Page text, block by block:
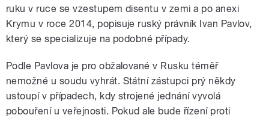
ruku v ruce se vzestupem disentu v zemi a po anexi
Krymu v roce 2014, popisuje ruský právník Ivan Pavlov,
který se specializuje na podobné případy.
Podle Pavlova je pro obžalované v Rusku téměř
nemožné u soudu vyhrát. Státní zástupci prý někdy
ustoupí v případech, kdy strojené jednání vyvolá
pobouření u veřejnosti. Pokud ale bude řízení proti